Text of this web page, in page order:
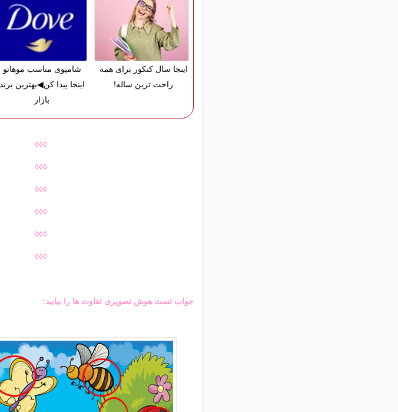
اینجا سال کنکور برای همه
راحت ترین ساله!
شامپوی مناسب موهاتو
اینجا پیدا کن◀بهترین برند
بازار
◊◊◊
◊◊◊
◊◊◊
◊◊◊
◊◊◊
◊◊◊
جواب تست هوش تصویری تفاوت ها را بیابید: